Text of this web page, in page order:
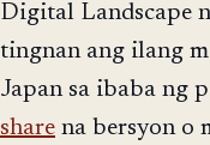
Digital Landscape
tingnan ang ilang
Japan sa ibaba ng
share na bersyon o